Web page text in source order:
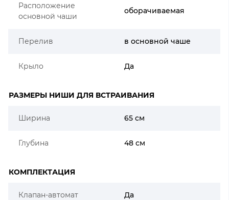
Расположение
основной чаши
оборачиваемая
Перелив в основной чаше
Крыло Да
РАЗМЕРЫ НИШИ ДЛЯ ВСТРАИВАНИЯ
Ширина 65 см
Глубина 48 см
КОМПЛЕКТАЦИЯ
Клапан-автомат Да